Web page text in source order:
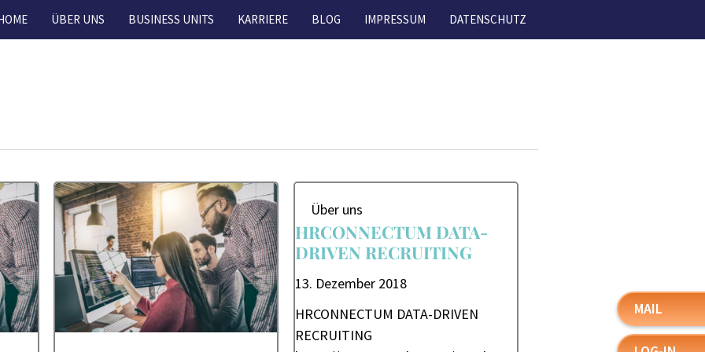
ÜBER UNS BUSINESS UNITS KARRIERE BLOG IMPRESSUM DATENSCHUTZ
Über uns
13. Dezember 2018
HRCONNECTUM DATA-
DRIVEN RECRUITING
HRCONNECTUM DATA-DRIVEN
RECRUITING
MAIL